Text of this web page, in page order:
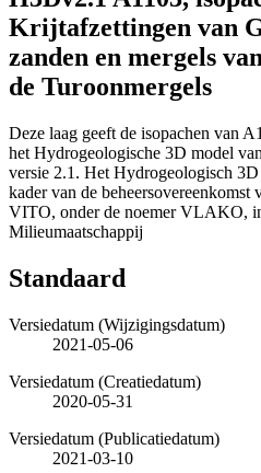
Krijtafzettingen van
zanden en mergels
de Turoonmergels
Deze laag geeft de isopachen van
het Hydrogeologische 3D model
versie 2.1. Het Hydrogeologisch
kader van de beheersovereenkomst
VITO, onder de noemer VLAKO,
Milieumaatschappij
Standaard
Versiedatum (Wijzigingsdatum)
2021-05-06
Versiedatum (Creatiedatum)
2020-05-31
Versiedatum (Publicatiedatum)
2021-03-10